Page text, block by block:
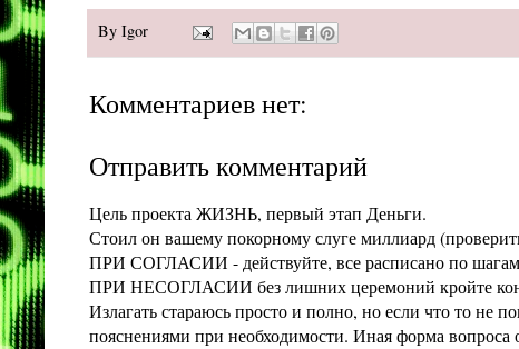
By Igor
Комментариев нет:
Отправить комментарий
Цель проекта ЖИЗНЬ, первый этап Деньги.
Стоил он вашему покорному слуге миллиард
ПРИ СОГЛАСИИ - действуйте, все расписано по шагам
ПРИ НЕСОГЛАСИИ без лишних церемоний кройте
Излагать стараюсь просто и полно, но если что то
пояснениями при необходимости. Иная форма вопроса